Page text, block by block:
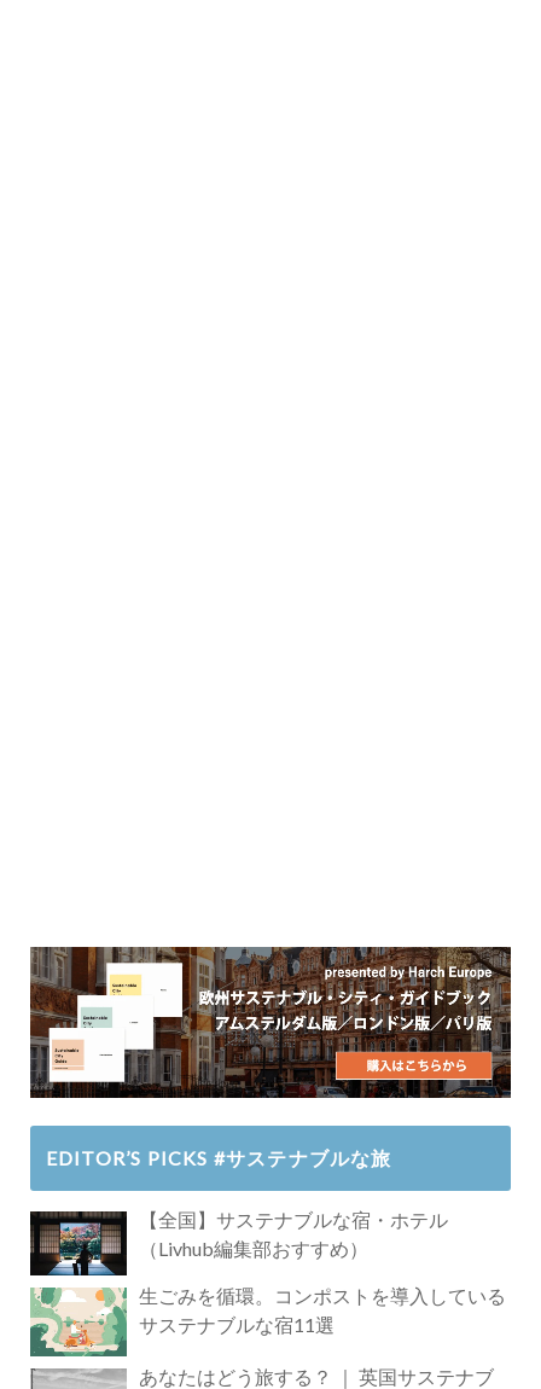
EDITOR’S PICKS #サステナブルな旅
【全国】サステナブルな宿・ホテル
（Livhub編集部おすすめ）
生ごみを循環。コンポストを導入している
サステナブルな宿11選
あなたはどう旅する？ ｜ 英国サステナブ